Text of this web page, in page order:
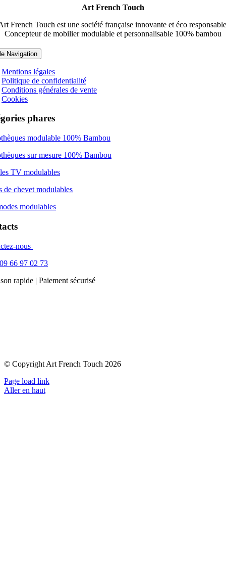
Art French Touch
French Touch est une société française innovante et éco
Concepteur de mobilier modulable et personnalisable 100% bambou
Navigation
Mentions légales
Politique de confidentialité
Conditions générales de vente
Cookies
phares
modulable 100% Bambou
sur mesure 100% Bambou
TV modulables
de chevet modulables
modulables
nous
66 97 02 73
rapide | Paiement sécurisé
© Copyright Art French Touch 2026
Page load link
Aller en haut